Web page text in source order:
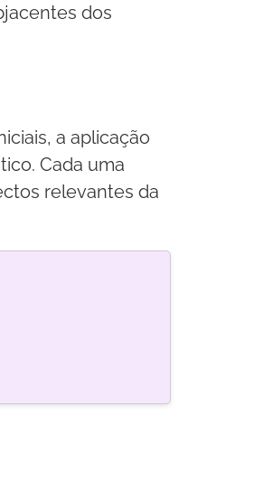
dos
a aplicação
Cada uma
relevantes da